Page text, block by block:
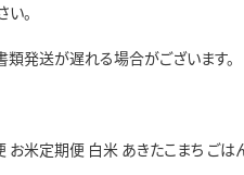
。
発送が遅れる場合がございます。
米定期便 白米 あきたこまち ご